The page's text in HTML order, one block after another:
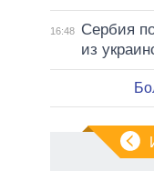
16:48
Сербия
из